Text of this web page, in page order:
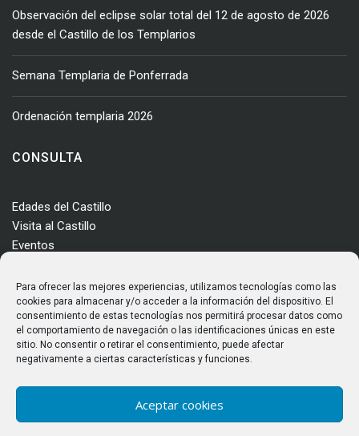
Para ofrecer las mejores experiencias, utilizamos tecnologías como las
cookies para almacenar y/o acceder a la información del dispositivo. El
consentimiento de estas tecnologías nos permitirá procesar datos como
el comportamiento de navegación o las identificaciones únicas en este
sitio. No consentir o retirar el consentimiento, puede afectar
negativamente a ciertas características y funciones.
Aceptar cookies
Observación del eclipse solar total del 12 de agosto de 2026
desde el Castillo de los Templarios
Semana Templaria de Ponferrada
Ordenación templaria 2026
CONSULTA
Edades del Castillo
Visita al Castillo
Eventos
Enclave
Más información
Consultas
Horarios y tarifas